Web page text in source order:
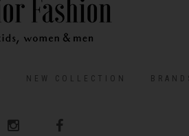
NEW COLLECTION